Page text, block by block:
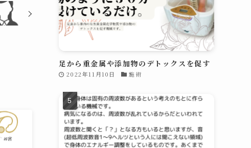
足から重金属や添加物のデトックスを促す
2022年11月10日 施術